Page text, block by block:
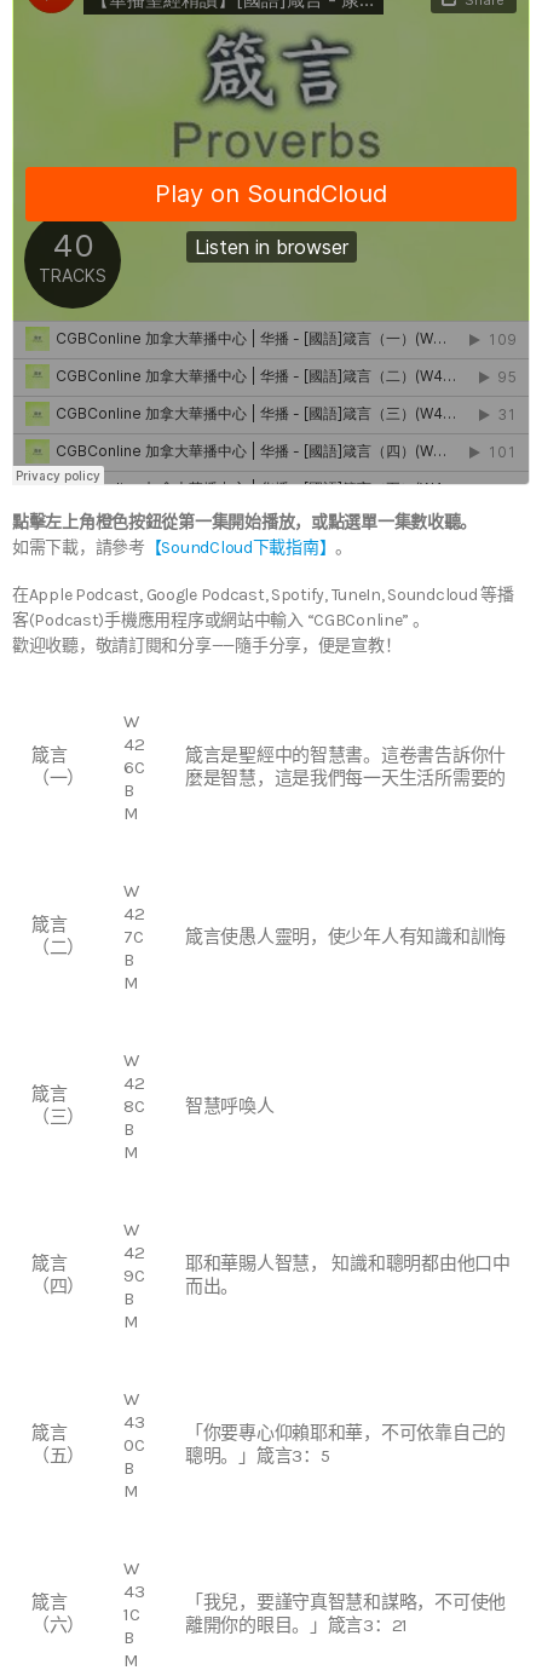
點擊左上角橙色按鈕從第一集開始播放，或點選單一集數收聽。
如需下載，請參考 【SoundCloud下載指南】。
在Apple Podcast, Google Podcast, Spotify, TuneIn, Soundcloud 等播
客(Podcast)手機應用程序或網站中輸入 “CGBConline” 。
歡迎收聽，敬請訂閱和分享——隨手分享，便是宣教！
箴言
（一）
W
42
6C
B
M
箴言是聖經中的智慧書。這卷書告訴你什
麼是智慧，這是我們每一天生活所需要的
箴言
（二）
W
42
7C
B
M
箴言使愚人靈明，使少年人有知識和訓悔
箴言
（三）
W
42
8C
B
M
智慧呼喚人
箴言
（四）
W
42
9C
B
M
耶和華賜人智慧， 知識和聰明都由他口中
而出。
箴言
（五）
W
43
0C
B
M
「你要專心仰賴耶和華，不可依靠自己的
聰明。」箴言3：5
箴言
（六）
W
43
1C
B
M
「我兒，要謹守真智慧和謀略，不可使他
離開你的眼目。」箴言3：21